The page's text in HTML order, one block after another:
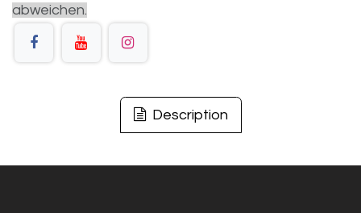
abweichen.
Description